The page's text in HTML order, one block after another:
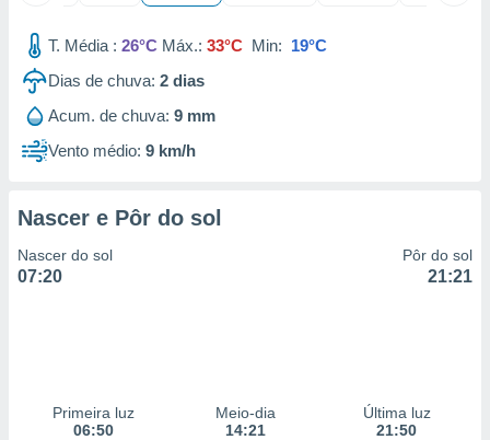
T. Média : 26°C Máx.: 33°C Min: 19°C
Dias de chuva: 2 dias
Acum. de chuva: 9 mm
Vento médio: 9 km/h
Nascer e Pôr do sol
Nascer do sol
07:20
Pôr do sol
21:21
Primeira luz
06:50
Meio-dia
14:21
Última luz
21:50